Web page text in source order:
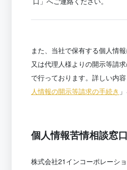
また、当社で保有する個人情
又は代理人様よりの開示等請
で行っております。詳しい内
人情報の開示等請求の手続き
個人情報苦情相談窓口
株式会社21インコーポレーシ